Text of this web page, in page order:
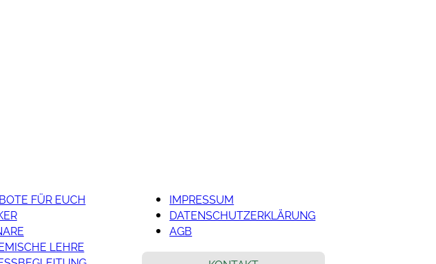
FÜR EUCH
LEHRE
IMPRESSUM
DATENSCHUTZERKLÄRUNG
AGB